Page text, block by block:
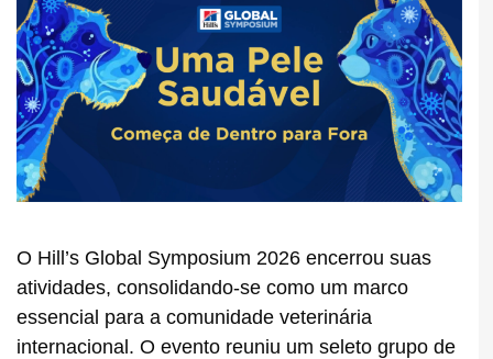
O Hill’s Global Symposium 2026 encerrou suas
atividades, consolidando-se como um marco
essencial para a comunidade veterinária
internacional. O evento reuniu um seleto grupo de